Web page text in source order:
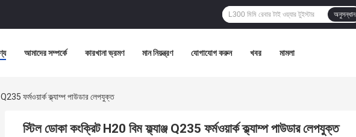
অনুসন্ধান
আমাদের সম্পর্কে কারখানা ভ্রমণ মান নিয়ন্ত্রণ যোগাযোগ করুন খবর মামলা
ফর্মওয়ার্ক ক্ল্যাম্প পাউডার লেপযুক্ত
স্টিল ডোকা কংক্রিট H20 বিম ফ্ল্যাঞ্জ Q235 ফর্মওয়ার্ক ক্ল্যাম্প পাউডার লেপযুক্ত